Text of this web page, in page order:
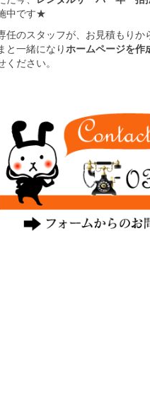
中です★
任のスタッフが、お見積もりか
と一緒になりホームページを作
ください。